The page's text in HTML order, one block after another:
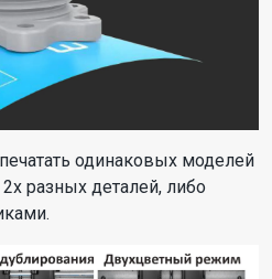
одинаковых моделей
разных деталей, либо